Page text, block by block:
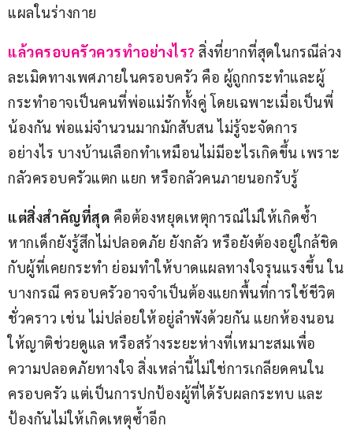
แผลในร่างกาย
แล้วครอบครัวควรทำอย่างไร? สิ่งที่ยากที่สุดในกรณีล่วง
ละเมิดทางเพศภายในครอบครัว คือ ผู้ถูกกระทำและผู้
กระทำอาจเป็นคนที่พ่อแม่รักทั้งคู่ โดยเฉพาะเมื่อเป็นพี่
น้องกัน พ่อแม่จำนวนมากมักสับสน ไม่รู้จะจัดการ
อย่างไร บางบ้านเลือกทำเหมือนไม่มีอะไรเกิดขึ้น เพราะ
กลัวครอบครัวแตก แยก หรือกลัวคนภายนอกรับรู้
แต่สิ่งสำคัญที่สุด คือต้องหยุดเหตุการณ์ไม่ให้เกิดซ้ำ
หากเด็กยังรู้สึกไม่ปลอดภัย ยังกลัว หรือยังต้องอยู่ใกล้ชิด
กับผู้ที่เคยกระทำ ย่อมทำให้บาดแผลทางใจรุนแรงขึ้น ใน
บางกรณี ครอบครัวอาจจำเป็นต้องแยกพื้นที่การใช้ชีวิต
ชั่วคราว เช่น ไม่ปล่อยให้อยู่ลำพังด้วยกัน แยกห้องนอน
ให้ญาติช่วยดูแล หรือสร้างระยะห่างที่เหมาะสมเพื่อ
ความปลอดภัยทางใจ สิ่งเหล่านี้ไม่ใช่การเกลียดคนใน
ครอบครัว แต่เป็นการปกป้องผู้ที่ได้รับผลกระทบ และ
ป้องกันไม่ให้เกิดเหตุซ้ำอีก